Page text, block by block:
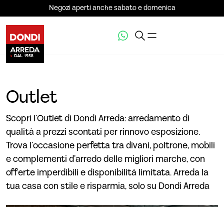
Negozi aperti anche sabato e domenica
Outlet
Scopri l’Outlet di Dondi Arreda: arredamento di
qualità a prezzi scontati per rinnovo esposizione.
Trova l’occasione perfetta tra divani, poltrone, mobili
e complementi d’arredo delle migliori marche, con
offerte imperdibili e disponibilità limitata. Arreda la
tua casa con stile e risparmia, solo su Dondi Arreda